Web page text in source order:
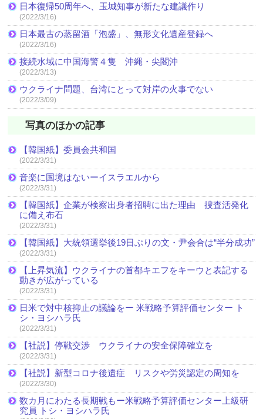
日本復帰50周年へ、玉城知事が新たな建議作り
(2022/3/16)
日本最古の蒸留酒「泡盛」、無形文化遺産登録へ
(2022/3/16)
接続水域に中国海警４隻 沖縄・尖閣沖
(2022/3/13)
ウクライナ問題、台湾にとって対岸の火事でない
(2022/3/09)
写真のほかの記事
【韓国紙】委員会共和国
(2022/3/31)
音楽に国境はないーイスラエルから
(2022/3/31)
【韓国紙】企業が検察出身者招聘に出た理由 捜査活発化
に備え布石
(2022/3/31)
【韓国紙】大統領選挙後19日ぶりの文・尹会合は“半分成功”
(2022/3/31)
【上昇気流】ウクライナの首都キエフをキーウと表記する
動きが広がっている
(2022/3/31)
日米で対中核抑止の議論をー 米戦略予算評価センター ト
シ・ヨシハラ氏
(2022/3/31)
【社説】停戦交渉 ウクライナの安全保障確立を
(2022/3/31)
【社説】新型コロナ後遺症 リスクや労災認定の周知を
(2022/3/30)
数カ月にわたる長期戦もー米戦略予算評価センター上級研
究員 トシ・ヨシハラ氏